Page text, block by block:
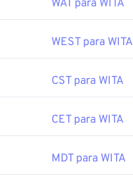
WAT para WITA
WEST para WITA
CST para WITA
CET para WITA
MDT para WITA